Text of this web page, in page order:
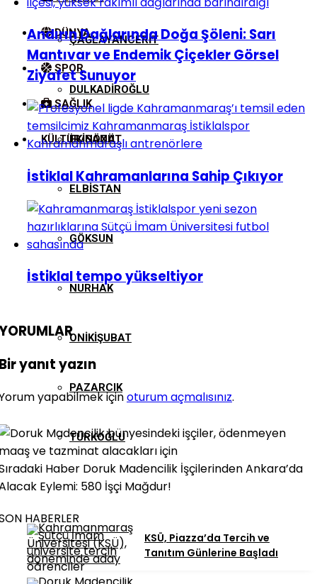
ÇAĞLAYANCERIT
DULKADIROĞLU
EKINÖZÜ
ELBISTAN
GÖKSUN
NURHAK
ONIKIŞUBAT
PAZARCIK
TÜRKOĞLU
DÜNYA
SPOR
SAĞLIK
KÜLTÜR/SANAT
Andırın Dağlarında Doğa Şöleni: Sarı
Mantıvar ve Endemik Çiçekler Görsel
Ziyafet Sunuyor
İstiklal Kahramanlarına Sahip Çıkıyor
İstiklal tempo yükseltiyor
yanıt yazın
yapabilmek içinoturum açmalısınız.
Haber Doruk Madencilik İşçilerinden Ankara’da
Eylemi: 580 İşçi Mağdur!
HABERLER
KSÜ, Piazza’da Tercih ve
Tanıtım Günlerine Başladı